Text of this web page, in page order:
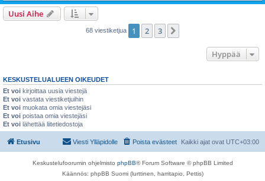
Uusi Aihe
68 viestiketjua 1 2 3
Hyppää
KESKUSTELUALUEEN OIKEUDET
Et voi kirjoittaa uusia viestejä
Et voi vastata viestiketjuihin
Et voi muokata omia viestejäsi
Et voi poistaa omia viestejäsi
Et voi lähettää liitetiedostoja
Etusivu Kaikki ajat ovat UTC+03:00
Poista evästeet
Viesti Ylläpidolle
Keskustelufoorumin ohjelmisto phpBB® Forum Software © phpBB Limited
Käännös: phpBB Suomi (lurttinen, harritapio, Pettis)